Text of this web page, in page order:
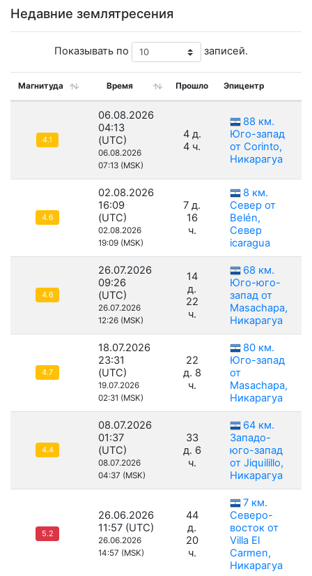
Недавние землятресения
Показывать по записей.
Магнитуда Время Прошло Эпицентр
4.1
06.08.2026
04:13
(UTC)
06.08.2026
07:13 (MSK)
4 д.
4 ч.
88 км.
Юго-запад
от Corinto,
Никарагуа
4.6
02.08.2026
16:09
(UTC)
02.08.2026
19:09 (MSK)
7 д.
16
ч.
8 км.
Север от
Belén,
Север
icaragua
4.6
26.07.2026
09:26
(UTC)
26.07.2026
12:26 (MSK)
14
д.
22
ч.
68 км.
Юго-юго-
запад от
Masachapa,
Никарагуа
4.7
18.07.2026
23:31
(UTC)
19.07.2026
02:31 (MSK)
22
д. 8
ч.
80 км.
Юго-запад
от
Masachapa,
Никарагуа
4.4
08.07.2026
01:37
(UTC)
08.07.2026
04:37 (MSK)
33
д. 6
ч.
64 км.
Западо-
юго-запад
от Jiquilillo,
Никарагуа
5.2
26.06.2026
11:57 (UTC)
26.06.2026
14:57 (MSK)
44
д.
20
ч.
7 км.
Северо-
восток от
Villa El
Carmen,
Никарагуа